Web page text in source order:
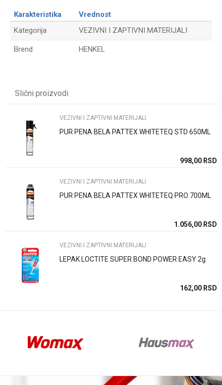
Karakteristika
Vrednost
Kategorija
VEZIVNI I ZAPTIVNI MATERIJALI
Brend HENKEL
Poruka
Anti-spam zaštita - izračunajte koliko je 9 - 4 :
POŠALJI
Slični proizvodi
VEZIVNI I ZAPTIVNI MATERIJALI
PUR PENA BELA PATTEX WHITETEQ STD 650ML
998,00 RSD
VEZIVNI I ZAPTIVNI MATERIJALI
PUR PENA BELA PATTEX WHITETEQ PRO 700ML
1.056,00 RSD
VEZIVNI I ZAPTIVNI MATERIJALI
LEPAK LOCTITE SUPER BOND POWER EASY 2g
162,00 RSD